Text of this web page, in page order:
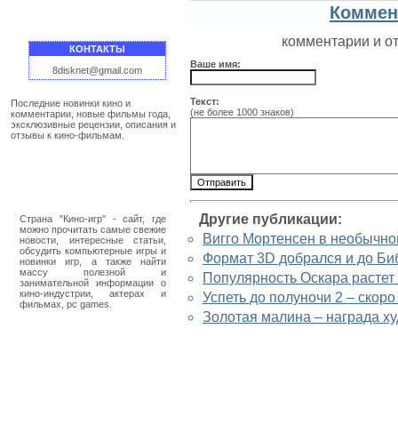
КОНТАКТЫ
8disknet@gmail.com
Последние новинки кино и
комментарии, новые фильмы года,
эксклюзивные рецензии, описания и
отзывы к кино-фильмам.
Страна "Кино-игр" - сайт, где
можно прочитать самые свежие
новости, интересные статьи,
обсудить компьютерные игры и
новинки игр, а также найти
массу полезной и
занимательной информации о
кино-индустрии, актерах и
фильмах, pc games.
комментарии и
Ваше имя:
Текст:
(не более 1000 знаков)
Другие публикации:
Вигго Мортенсен в
Формат 3D добрался и до
Популярность Оскара
Успеть до полуночи 2 –
Золотая малина – награда